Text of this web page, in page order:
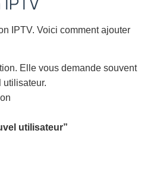
IPTV. Voici comment ajouter
Elle vous demande souvent
utilisateur.
utilisateur”